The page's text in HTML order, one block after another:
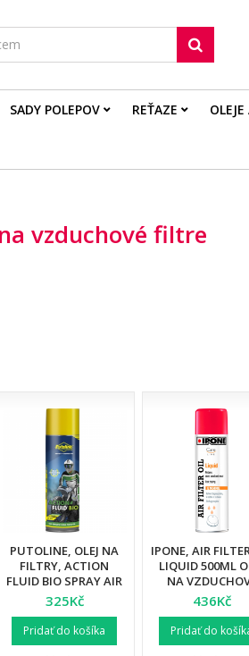
SADY POLEPOV REŤAZE
vzduchové filtre
PUTOLINE, OLEJ NA
FILTRY, ACTION
FLUID BIO SPRAY AIR
FILTER OIL 600ML
(AKC)
325Kč
Pridať do košíka
IPONE, AIR
LIQUID 500ML
NA
FILTRY
NAHRAZUJE IP530
436Kč
Pridať do